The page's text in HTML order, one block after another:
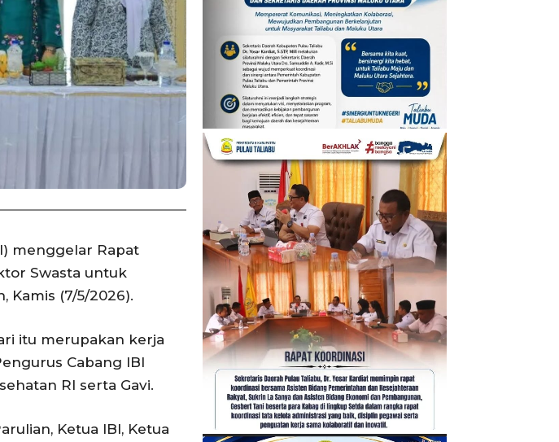
menggelar Rapat
Swasta untuk
Kamis (7/5/2026).
itu merupakan kerja
Cabang IBI
RI serta Gavi.
Ketua IBI, Ketua